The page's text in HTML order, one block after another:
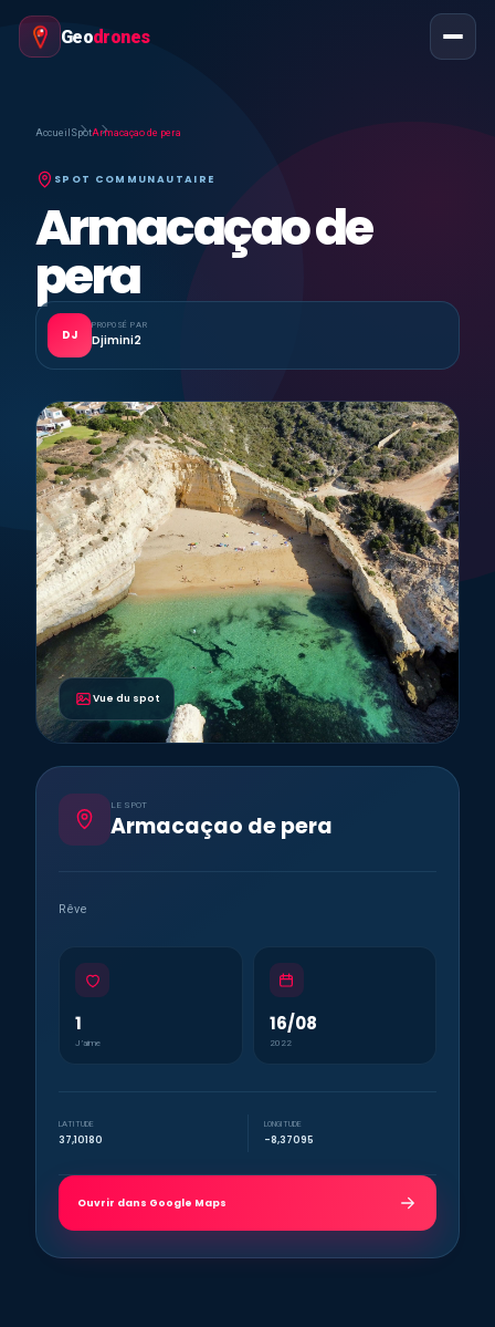
Geodrones
Accueil SpotArmacaçao de pera
SPOT COMMUNAUTAIRE
Armacaçao de
pera
DJ
PROPOSÉ PAR
Djimini2
Vue du spot
LE SPOT
Armacaçao de pera
Rêve
1
J’aime
16/08
2022
LATITUDE
37,10180
LONGITUDE
-8,37095
Ouvrir dans Google Maps